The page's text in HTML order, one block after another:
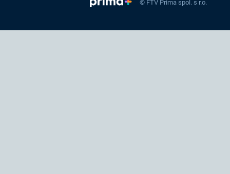
© FTV Prima spol. s r.o.